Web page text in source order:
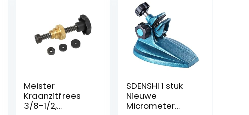
Meister
Kraanzitfrees
3/8-1/2,
SDENSHI 1 stuk
Nieuwe
Micrometer